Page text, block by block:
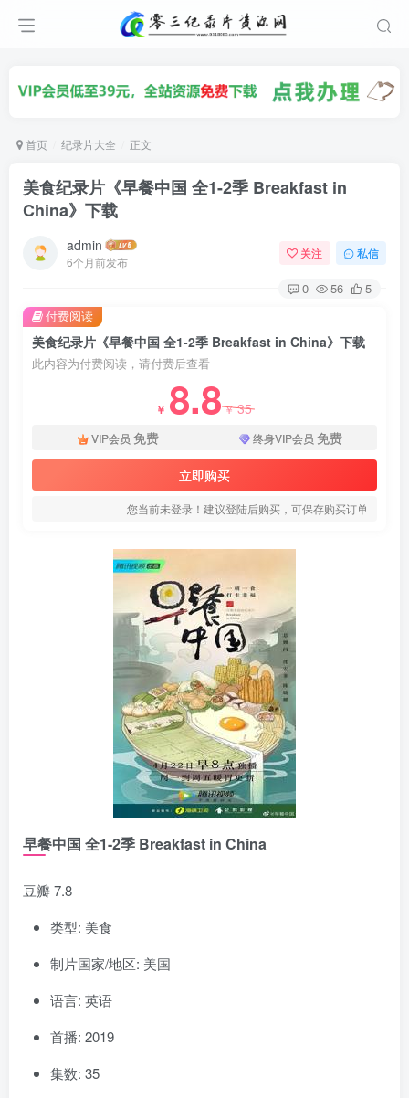
首页 纪录片大全 正文
美食纪录片《早餐中国 全1-2季 Breakfast in
China》下载
admin
6个月前发布
关注 私信
0 56 5
美食纪录片《早餐中国 全1-2季 Breakfast in China》下载
此内容为付费阅读，请付费后查看
￥ 8.8￥35
VIP会员 免费 终身VIP会员 免费
立即购买
您当前未登录！建议登陆后购买，可保存购买订单
付费阅读
早餐中国 全1-2季 Breakfast in China
豆瓣 7.8
类型: 美食
制片国家/地区: 美国
语言: 英语
首播: 2019
集数: 35